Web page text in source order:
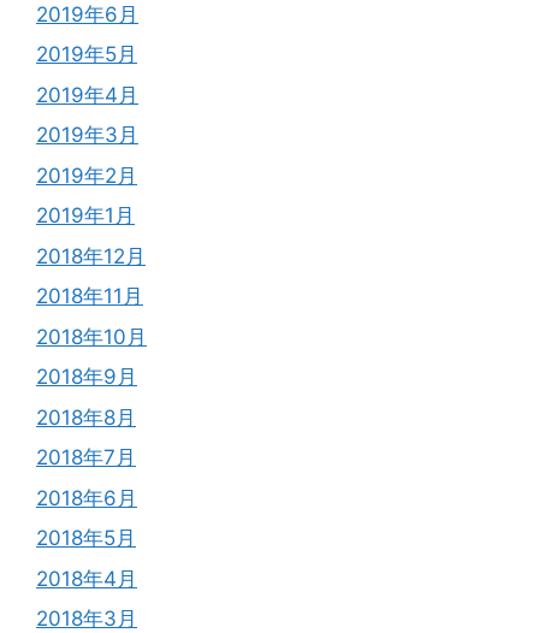
2019年6月
2019年5月
2019年4月
2019年3月
2019年2月
2019年1月
2018年12月
2018年11月
2018年10月
2018年9月
2018年8月
2018年7月
2018年6月
2018年5月
2018年4月
2018年3月